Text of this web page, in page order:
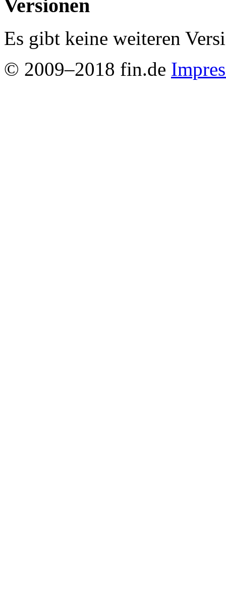
Versionen
Es gibt keine weiteren
© 2009–2018 fin.de